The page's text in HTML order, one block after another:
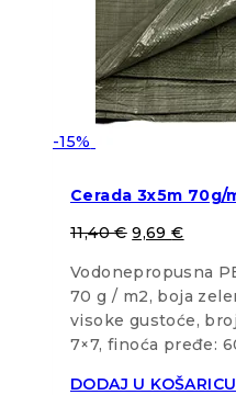
-15%
Cerada 3x5m 70g/
11,40€ 9,69€
Vodonepropusna
70 g / m2, boja
visoke gustoće,
7×7, finoća pređe:
DODAJ U KOŠARICU